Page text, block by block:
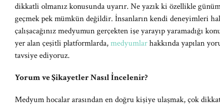
dikkatli olmanız konusunda uyarır. Ne yazık ki özellikle
geçmek pek mümkün değildir. İnsanların kendi deneyimleri
çalışacağınız medyumun gerçekten işe yarayıp yaramadığı
yer alan çeşitli platformlarda,medyumlarhakkında yapılan
tavsiye ediyoruz.
Yorum ve Şikayetler Nasıl İncelenir?
Medyum hocalar arasından en doğru kişiye ulaşmak, çok